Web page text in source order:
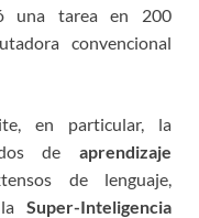
una tarea en 200
convencional
en particular, la
de aprendizaje
de lenguaje,
Super-Inteligencia